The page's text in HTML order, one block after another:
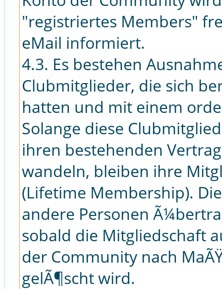
"registriertes Members"
eMail informiert.
4.3. Es bestehen
Clubmitglieder, die sich
hatten und mit einem
Solange diese
ihren bestehenden
wandeln, bleiben ihre
(Lifetime Membership).
andere Personen
sobald die Mitgliedschaft
der Community nach
gelÃ¶scht wird.